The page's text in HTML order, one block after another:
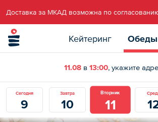
Доставка за МКАД возможна по
Кейтеринг Обеды
11.08 в 13:00, укажите
Сегодня
9
Завтра
10
Вторник
11